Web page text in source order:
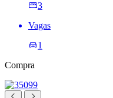
3
Vagas
1
Compra